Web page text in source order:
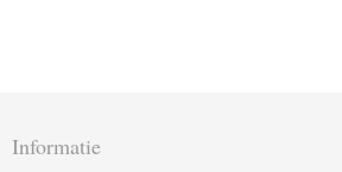
Informatie